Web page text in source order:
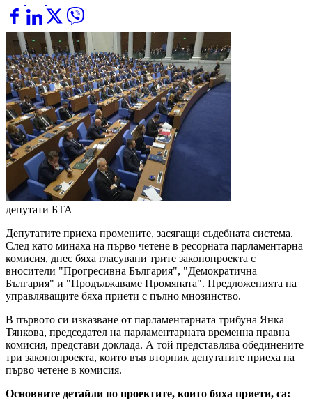
депутати БТА
Депутатите приеха промените, засягащи съдебната система.
След като минаха на първо четене в ресорната парламентарна
комисия, днес бяха гласувани трите законопроекта с
вносители "Прогресивна България", "Демократична
България" и "Продължаваме Промяната". Предложенията на
управляващите бяха приети с пълно мнозинство.
В първото си изказване от парламентарната трибуна Янка
Тянкова, председател на парламентарната временна правна
комисия, представи доклада. А той представлява обединените
три законопроекта, които във вторник депутатите приеха на
първо четене в комисия.
Основните детайли по проектите, които бяха приети, са: